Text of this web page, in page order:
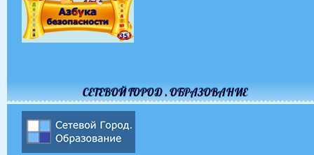
СЕТЕВОЙ ГОРОД . ОБРАЗОВАНИЕ